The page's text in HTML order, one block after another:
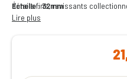
détails fins, ravissants
tous les wargames fantastiques,
Échelle : 32mm
Lire plus